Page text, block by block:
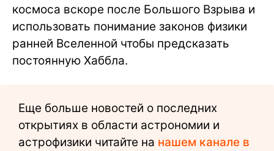
космоса вскоре после Большого Взрыва и
использовать понимание законов физики
ранней Вселенной чтобы предсказать
постоянную Хаббла.
Еще больше новостей о последних
открытиях в области астрономии и
астрофизики читайте на нашем канале в